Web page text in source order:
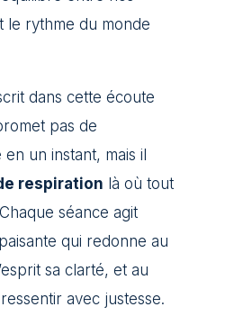
le rythme du monde
dans cette écoute
pas de
un instant, mais il
respiration là où tout
séance agit
qui redonne au
sa clarté, et au
avec justesse.